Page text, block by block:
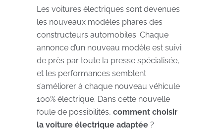
Les voitures électriques sont devenues
les nouveaux modèles phares des
constructeurs automobiles. Chaque
annonce d’un nouveau modèle est suivi
de près par toute la presse spécialisée,
et les performances semblent
s’améliorer à chaque nouveau véhicule
100% électrique. Dans cette nouvelle
foule de possibilités, comment choisir
la voiture électrique adaptée ?